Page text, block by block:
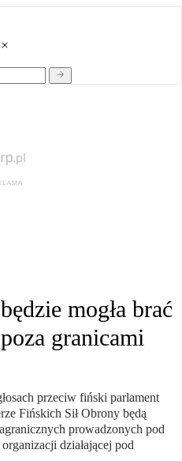
mogła brać
granicami
przeciw fiński parlament
Fińskich Sił Obrony będą
prowadzonych pod
działającej pod